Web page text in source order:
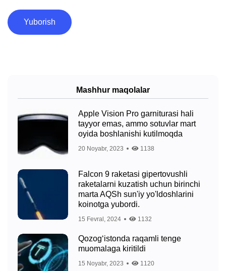
Yuborish
Mashhur maqolalar
Apple Vision Pro garniturasi hali
tayyor emas, ammo sotuvlar mart
oyida boshlanishi kutilmoqda
20 Noyabr, 2023 1138
Falcon 9 raketasi gipertovushli
raketalarni kuzatish uchun birinchi
marta AQSh sun'iy yo'ldoshlarini
koinotga yubordi.
15 Fevral, 2024 1132
Qozog‘istonda raqamli tenge
muomalaga kiritildi
15 Noyabr, 2023 1120